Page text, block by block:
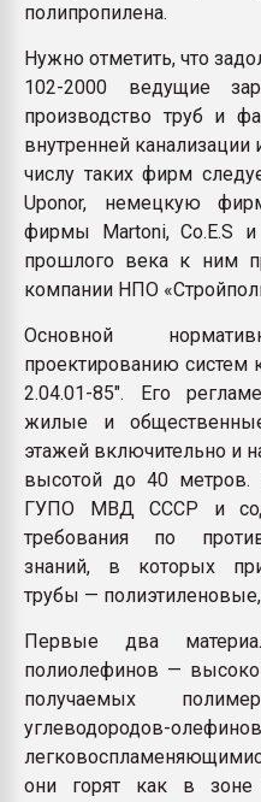
полипропилена.
Нужно отметить, что
102-2000 ведущие
производство труб и
внутренней
числу таких фирм
Uponor, немецкую
фирмы Martoni, Co.E.S
прошлого века к ним
компании НПО
Основной
проектированию систем
2.04.01-85". Его
жилые и
этажей включительно и
высотой до 40
ГУПО МВД СССР и
требования по
знаний, в которых
трубы —
Первые два
полиолефинов —
получаемых
углеводородов-
они горят как в